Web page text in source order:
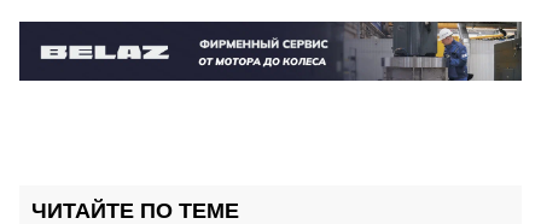
ЧИТАЙТЕ ПО ТЕМЕ